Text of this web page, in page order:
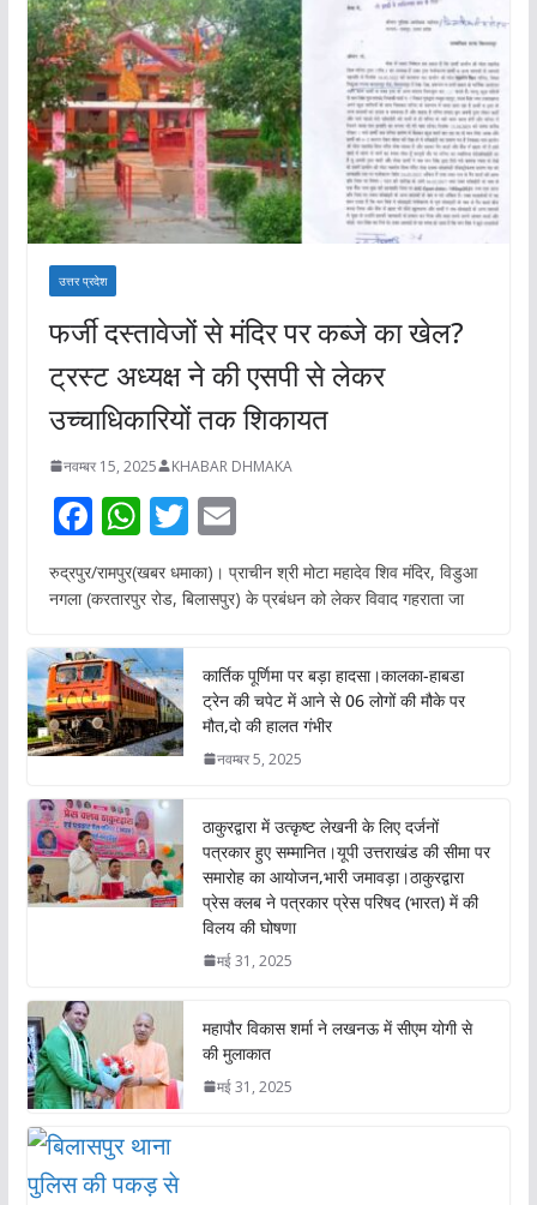
उत्तर प्रदेश
फर्जी दस्तावेजों से मंदिर पर कब्जे का खेल?
ट्रस्ट अध्यक्ष ने की एसपी से लेकर
उच्चाधिकारियों तक शिकायत
नवम्बर 15, 2025 KHABAR DHMAKA
F
ac
e
o
o
k
W
h
at
A
p
p
T
w
itt
E
m
ai
रुद्रपुर/रामपुर(खबर धमाका)। प्राचीन श्री मोटा महादेव शिव मंदिर, विडुआ
नगला (करतारपुर रोड, बिलासपुर) के प्रबंधन को लेकर विवाद गहराता जा
कार्तिक पूर्णिमा पर बड़ा हादसा।कालका-हाबडा
ट्रेन की चपेट में आने से 06 लोगों की मौके पर
मौत,दो की हालत गंभीर
नवम्बर 5, 2025
ठाकुरद्वारा में उत्कृष्ट लेखनी के लिए दर्जनों
पत्रकार हुए सम्मानित।यूपी उत्तराखंड की सीमा पर
समारोह का आयोजन,भारी जमावड़ा।ठाकुरद्वारा
प्रेस क्लब ने पत्रकार प्रेस परिषद (भारत) में की
विलय की घोषणा
मई 31, 2025
महापौर विकास शर्मा ने लखनऊ में सीएम योगी से
की मुलाकात
मई 31, 2025